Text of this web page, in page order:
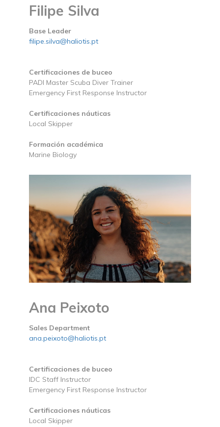
Filipe Silva
Base Leader
filipe.silva@haliotis.pt
Certificaciones de buceo
PADI Master Scuba Diver Trainer
Emergency First Response Instructor
Certificaciones náuticas
Local Skipper
Formación académica
Marine Biology
Ana Peixoto
Sales Department
ana.peixoto@haliotis.pt
Certificaciones de buceo
IDC Staff Instructor
Emergency First Response Instructor
Certificaciones náuticas
Local Skipper